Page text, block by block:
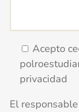
Acepto
privacidad
El